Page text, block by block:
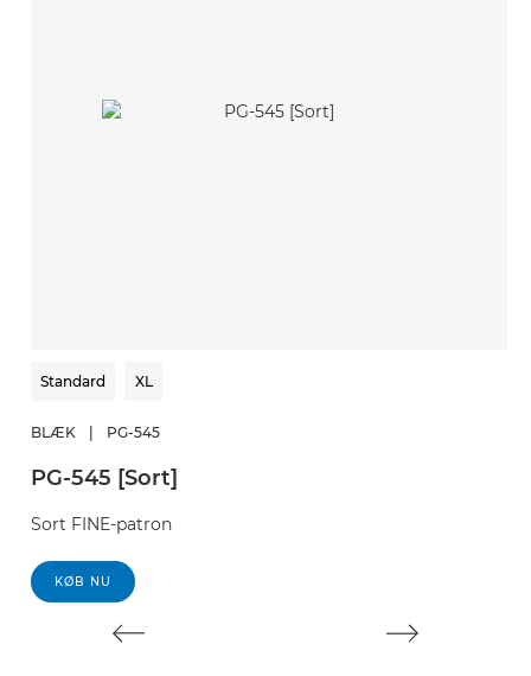
Standard XL
BLÆK PG-545
PG-545 [Sort]
Sort FINE-patron
KØB NU